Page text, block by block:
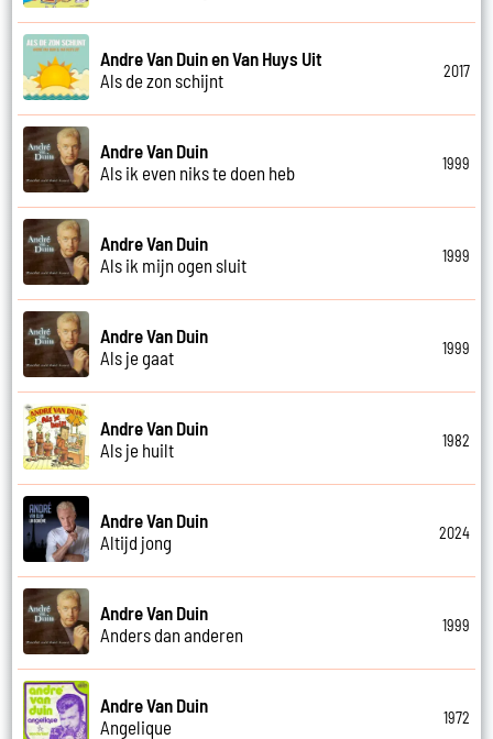
Andre Van Duin en Van Huys Uit
Als de zon schijnt
2017
Andre Van Duin
Als ik even niks te doen heb
1999
Andre Van Duin
Als ik mijn ogen sluit
1999
Andre Van Duin
Als je gaat
1999
Andre Van Duin
Als je huilt
1982
Andre Van Duin
Altijd jong
2024
Andre Van Duin
Anders dan anderen
1999
Andre Van Duin
Angelique
1972